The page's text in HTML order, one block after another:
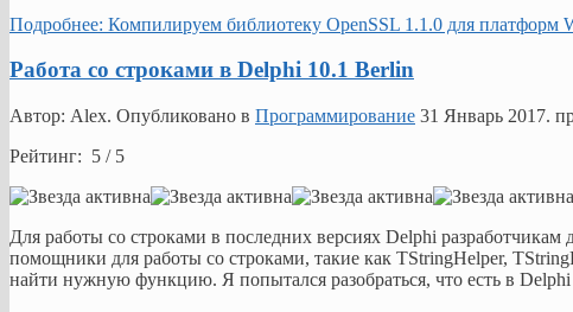
Подробнее: Компилируем библиотеку OpenSSL 1.1.0 для платформ
Работа со строками в Delphi 10.1 Berlin
Автор: Alex. Опубликовано в Программирование 31 Январь 2017.
Рейтинг: 5 / 5
Для работы со строками в последних версиях Delphi
помощники для работы со строками, такие как TStringHelper,
найти нужную функцию. Я попытался разобраться, что есть в